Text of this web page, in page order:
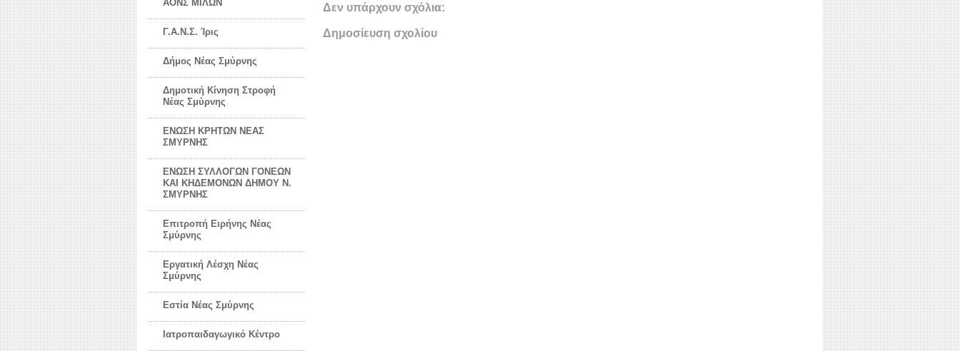
ΑΟΝΣ ΜΙΛΩΝ
Γ.Α.Ν.Σ. Ίρις
Δήμος Νέας Σμύρνης
Δημοτική Κίνηση Στροφή
Νέας Σμύρνης
ΕΝΩΣΗ ΚΡΗΤΩΝ ΝΕΑΣ
ΣΜΥΡΝΗΣ
ΕΝΩΣΗ ΣΥΛΛΟΓΩΝ ΓΟΝΕΩΝ
ΚΑΙ ΚΗΔΕΜΟΝΩΝ ΔΗΜΟΥ Ν.
ΣΜΥΡΝΗΣ
Επιτροπή Ειρήνης Νέας
Σμύρνης
Εργατική Λέσχη Νέας
Σμύρνης
Εστία Νέας Σμύρνης
Ιατροπαιδαγωγικό Κέντρο
Δεν υπάρχουν σχόλια:
Δημοσίευση σχολίου